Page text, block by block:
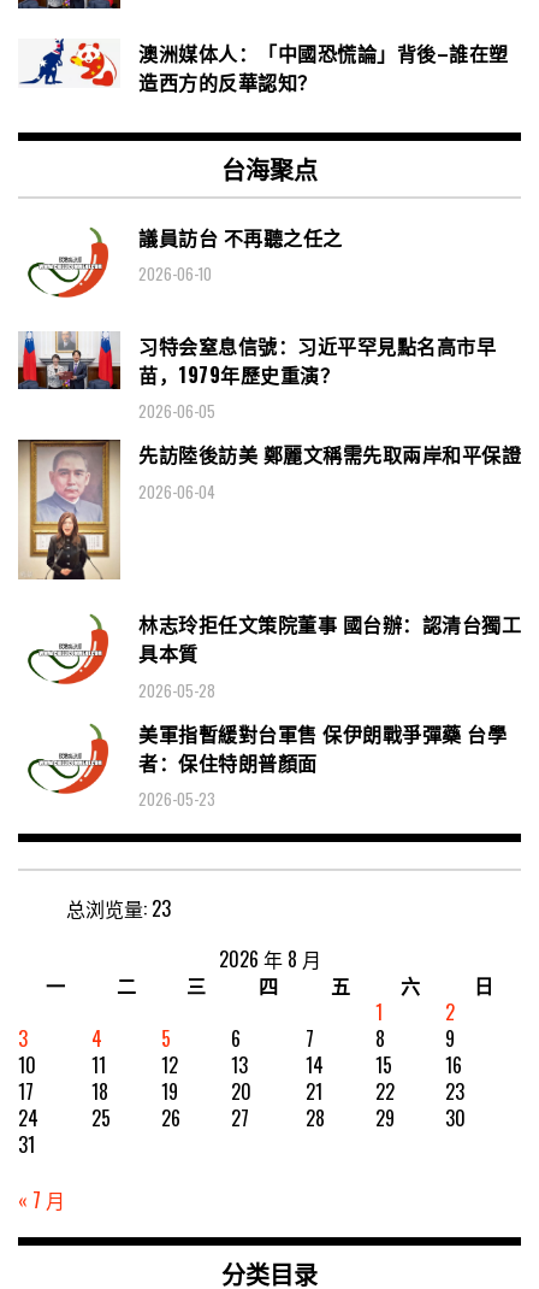
澳洲媒体人：「中國恐慌論」背後–誰在塑
造西方的反華認知？
台海聚点
議員訪台 不再聽之任之
2026-06-10
习特会窒息信號：习近平罕見點名高市早
苗，1979年歷史重演？
2026-06-05
先訪陸後訪美 鄭麗文稱需先取兩岸和平保證
2026-06-04
林志玲拒任文策院董事 國台辦：認清台獨工
具本質
2026-05-28
美軍指暫緩對台軍售 保伊朗戰爭彈藥 台學
者：保住特朗普顏面
2026-05-23
总浏览量: 23
2026 年 8 月
一
二 三 四 五 六
日
1
2
3
4 5 6 7 8
9
10
11 12 13 14 15
16
17
18 19 20 21 22
23
24
25 26 27 28 29
30
31
« 7 月
分类目录